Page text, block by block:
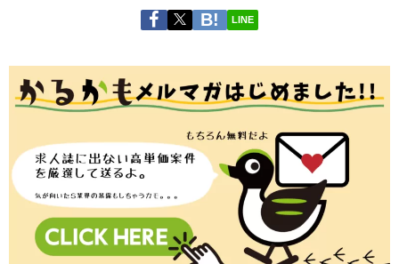
LINE